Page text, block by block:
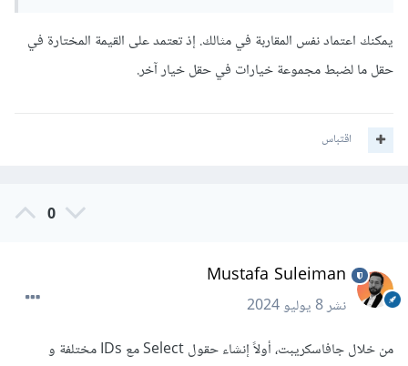
يمكنك اعتماد نفس المقاربة في مثالك. إذ تعتمد على القيمة المختارة في
حقل ما لضبط مجموعة خيارات في حقل خيار آخر.
اقتباس
0
Mustafa Suleiman
نشر8 يوليو 2024
من خلال جافاسكريبت، أولاً إنشاء حقول Select مع IDs مختلفة و